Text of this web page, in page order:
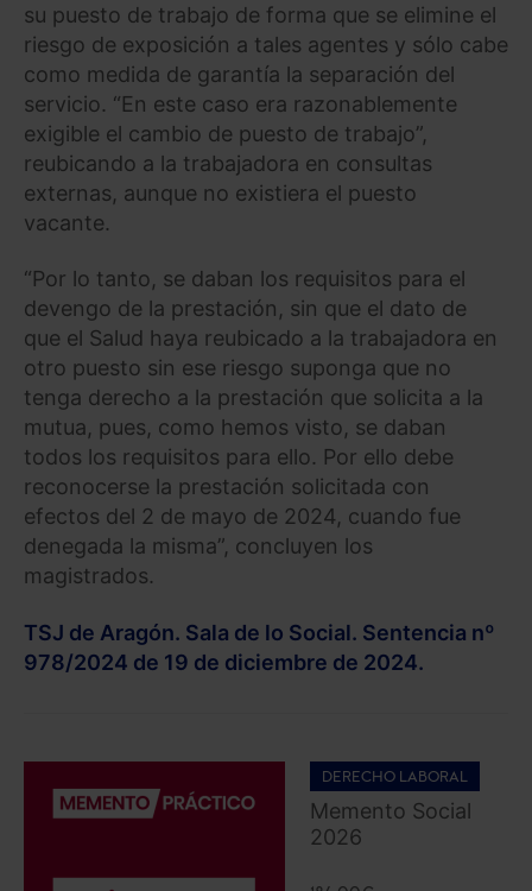
su puesto de trabajo de forma que se elimine el
riesgo de exposición a tales agentes y sólo cabe
como medida de garantía la separación del
servicio. “En este caso era razonablemente
exigible el cambio de puesto de trabajo”,
reubicando a la trabajadora en consultas
externas, aunque no existiera el puesto
vacante.
“Por lo tanto, se daban los requisitos para el
devengo de la prestación, sin que el dato de
que el Salud haya reubicado a la trabajadora en
otro puesto sin ese riesgo suponga que no
tenga derecho a la prestación que solicita a la
mutua, pues, como hemos visto, se daban
todos los requisitos para ello. Por ello debe
reconocerse la prestación solicitada con
efectos del 2 de mayo de 2024, cuando fue
denegada la misma”, concluyen los
magistrados.
TSJ de Aragón. Sala de lo Social. Sentencia nº
978/2024 de 19 de diciembre de 2024.
DERECHO LABORAL
Memento Social
2026